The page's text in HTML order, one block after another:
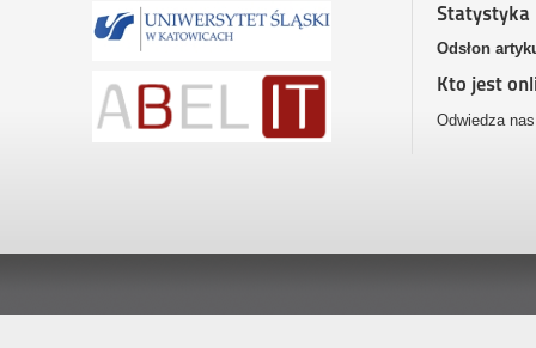
Statystyka
Odsłon
Kto jest
Odwiedza